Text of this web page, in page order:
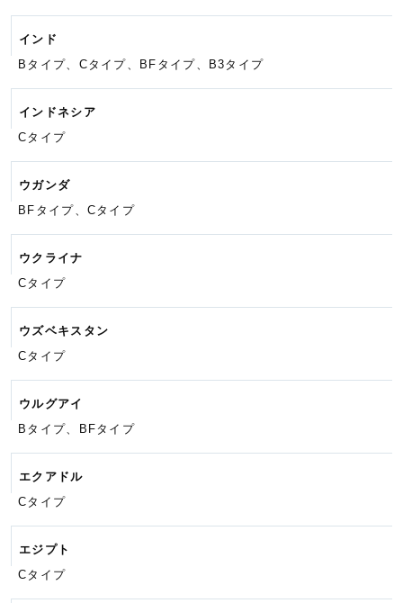
インド
Bタイプ、Cタイプ、BFタイプ、
B3タイプ
インドネシア
Cタイプ
ウガンダ
BFタイプ、Cタイプ
ウクライナ
Cタイプ
ウズベキスタン
Cタイプ
ウルグアイ
Bタイプ、BFタイプ
エクアドル
Cタイプ
エジプト
Cタイプ